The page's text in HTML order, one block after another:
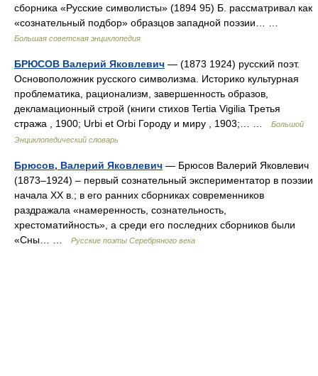
сборника «Русские символисты» (1894 95) Б. рассматривал как
«сознательный подбор» образцов западной поэзии… …
Большая советская энциклопедия
БРЮСОВ Валерий Яковлевич — (1873 1924) русский поэт.
Основоположник русского символизма. Историко культурная
проблематика, рационализм, завершенность образов,
декламационный строй (книги стихов Tertia Vigilia Третья
стража , 1900; Urbi et Orbi Городу и миру , 1903;… …
Большой
Энциклопедический словарь
Брюсов, Валерий Яковлевич — Брюсов Валерий Яковлевич
(1873–1924) – первый сознательный экспериментатор в поэзии
начала XX в.; в его ранних сборниках современников
раздражала «намеренность, сознательность,
хрестоматийность», а среди его последних сборников были
«Сны… …
Русские поэты Серебряного века